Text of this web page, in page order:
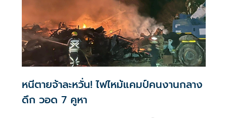
หนีตายจ้าละหวั่น! ไฟไหม้แคมป์คนงานกลาง
ดึก วอด 7 คูหา